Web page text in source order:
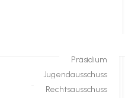
Präsidium
Jugendausschuss
Rechtsausschuss